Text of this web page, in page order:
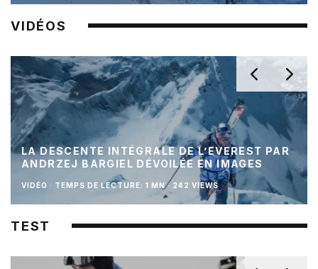
VIDÉOS
LA DESCENTE INTÉGRALE DE L’EVEREST PAR
ANDRZEJ BARGIEL DÉVOILÉE EN IMAGES
VIDÉO · TEMPS DE LECTURE: 1 MN · 242 VIEWS
TEST